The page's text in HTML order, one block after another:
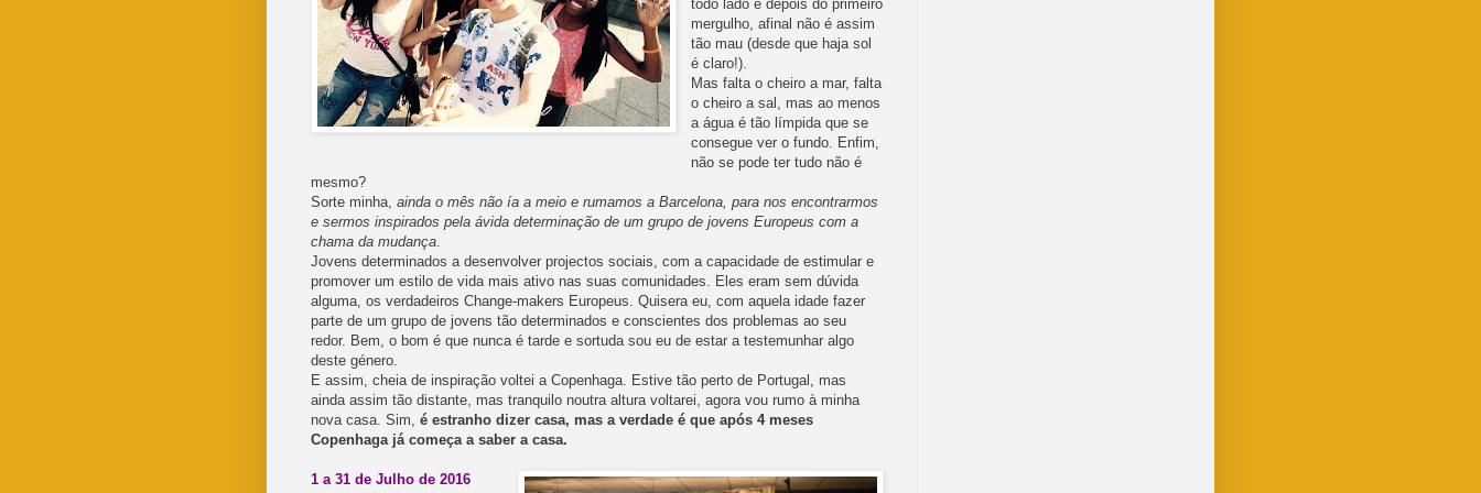
todo lado e depois do primeiro
mergulho, afinal não é assim
tão mau (desde que haja sol
é claro!).
Mas falta o cheiro a mar, falta
o cheiro a sal, mas ao menos
a água é tão límpida que se
consegue ver o fundo. Enfim,
não se pode ter tudo não é
mesmo?
Sorte minha, ainda o mês não ía a meio e rumamos a Barcelona, para nos encontrarmos
e sermos inspirados pela ávida determinação de um grupo de jovens Europeus com a
chama da mudança
Jovens determinados a desenvolver projectos sociais, com a capacidade de estimular e
promover um estilo de vida mais ativo nas suas comunidades. Eles eram sem dúvida
alguma, os verdadeiros Change-makers Europeus. Quisera eu, com aquela idade fazer
parte de um grupo de jovens tão determinados e conscientes dos problemas ao seu
redor. Bem, o bom é que nunca é tarde e sortuda sou eu de estar a testemunhar algo
deste género.
E assim, cheia de inspiração voltei a Copenhaga. Estive tão perto de Portugal, mas
ainda assim tão distante, mas tranquilo noutra altura voltarei, agora vou rumo à minha
nova casa. Sim, é estranho dizer casa, mas a verdade é que após 4 meses
Copenhaga já começa a saber a casa.
1 a 31 de Julho de 2016